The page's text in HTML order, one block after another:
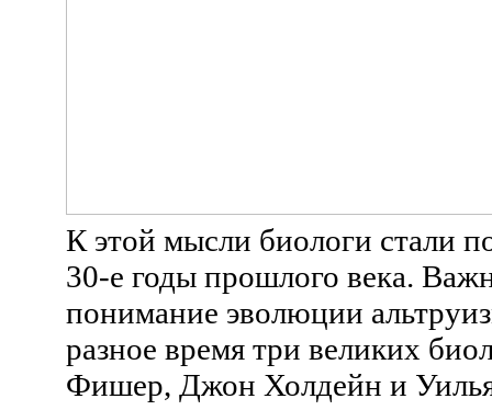
К этой мысли биологи стали
30-е годы прошлого века.
понимание эволюции
разное время три великих
Фишер, Джон Холдейн и